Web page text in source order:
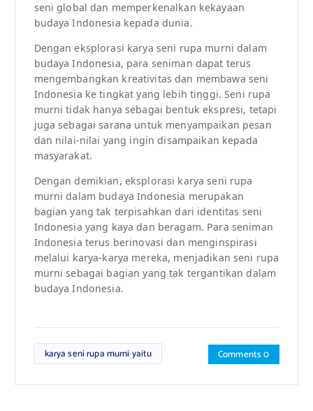
seni global dan memperkenalkan kekayaan
budaya Indonesia kepada dunia.
Dengan eksplorasi karya seni rupa murni dalam
budaya Indonesia, para seniman dapat terus
mengembangkan kreativitas dan membawa seni
Indonesia ke tingkat yang lebih tinggi. Seni rupa
murni tidak hanya sebagai bentuk ekspresi, tetapi
juga sebagai sarana untuk menyampaikan pesan
dan nilai-nilai yang ingin disampaikan kepada
masyarakat.
Dengan demikian, eksplorasi karya seni rupa
murni dalam budaya Indonesia merupakan
bagian yang tak terpisahkan dari identitas seni
Indonesia yang kaya dan beragam. Para seniman
Indonesia terus berinovasi dan menginspirasi
melalui karya-karya mereka, menjadikan seni rupa
murni sebagai bagian yang tak tergantikan dalam
budaya Indonesia.
karya seni rupa murni yaitu Comments 0